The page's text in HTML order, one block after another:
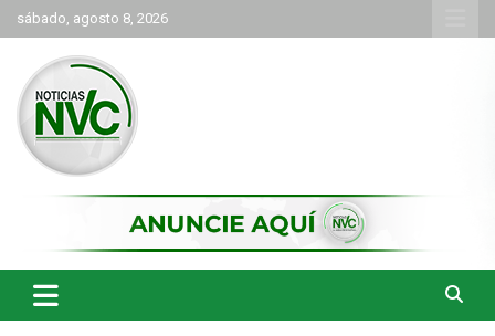
Saltar
al
contenido
sábado, agosto 8, 2026
NVC Noticias